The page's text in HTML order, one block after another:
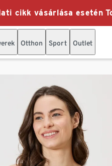
cikk vásárlása esetén
Otthon Sport Outlet